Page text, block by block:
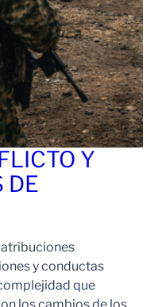
Y
DE
atribuciones
y conductas
que
los cambios de los